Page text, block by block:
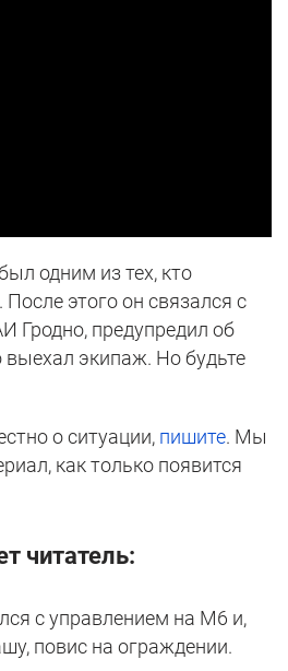
одним из тех, кто
этого он связался с
Гродно, предупредил об
выехал экипаж. Но будьте
о ситуации, пишите. Мы
как только появится
читатель:
с управлением на М6 и,
повис на ограждении.